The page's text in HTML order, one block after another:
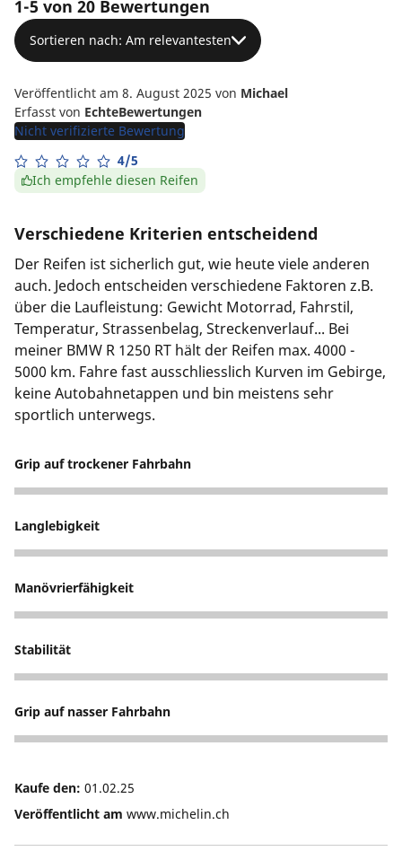
1-5 von 20 Bewertungen
Sortieren nach: Am relevantesten
Veröffentlicht am 8. August 2025 von Michael
Erfasst von EchteBewertungen
Nicht verifizierte Bewertung
4/5
Ich empfehle diesen Reifen
Verschiedene Kriterien entscheidend
Der Reifen ist sicherlich gut, wie heute viele anderen
auch. Jedoch entscheiden verschiedene Faktoren z.B.
über die Laufleistung: Gewicht Motorrad, Fahrstil,
Temperatur, Strassenbelag, Streckenverlauf... Bei
meiner BMW R 1250 RT hält der Reifen max. 4000 -
5000 km. Fahre fast ausschliesslich Kurven im Gebirge,
keine Autobahnetappen und bin meistens sehr
sportlich unterwegs.
Grip auf trockener Fahrbahn
4
Langlebigkeit
3
Manövrierfähigkeit
4
Stabilität
3
Grip auf nasser Fahrbahn
5
Kaufe den: 01.02.25
Veröffentlicht am www.michelin.ch